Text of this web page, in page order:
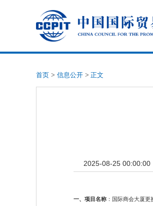
首页 > 信息公开 > 正文
2025-08-25 00:00:00
一、项目名称 ：国际商会大厦